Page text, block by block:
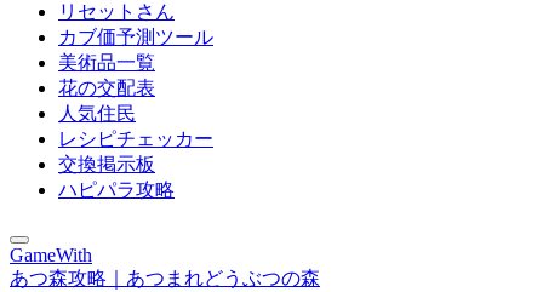
リセットさん
カブ価予測ツール
美術品一覧
花の交配表
人気住民
レシピチェッカー
交換掲示板
ハピパラ攻略
GameWith
あつ森攻略｜あつまれどうぶつの森